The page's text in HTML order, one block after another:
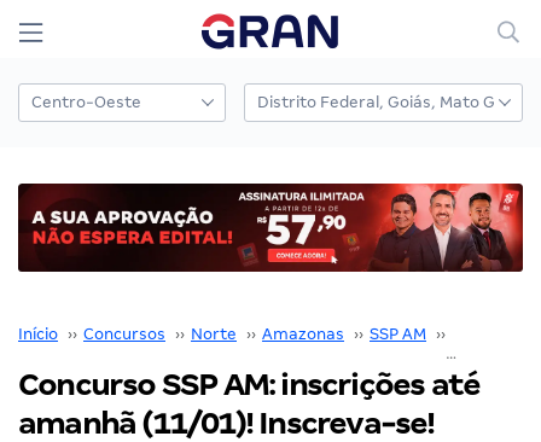
Início ›› Concursos ›› Norte ›› Amazonas ›› SSP AM ››
Concurso SSP AM: inscrições até
amanhã (11/01)! Inscreva-se!